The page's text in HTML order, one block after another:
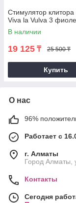
Стимулятор
Viva la Vulva 3
В наличии
19 125 ₸ 25 500 ₸
Купить
О нас
96%
Работает с
г. Алматы
Город Алматы,
Контакты
Сегодня